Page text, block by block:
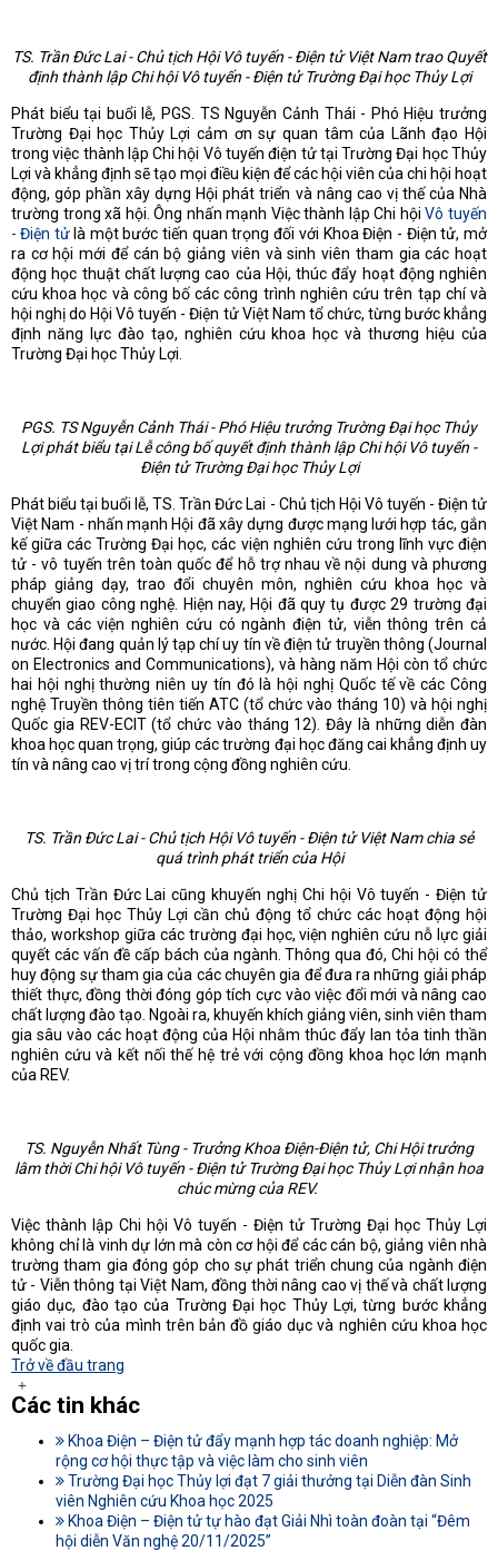
TS. Trần Đức Lai - Chủ tịch Hội Vô tuyến - Điện tử Việt Nam trao Quyết
định thành lập Chi hội Vô tuyến- Điện tử Trường Đại học Thủy Lợi
Phát biểu tại buổi lễ, PGS. TS Nguyễn Cảnh Thái - Phó Hiệu trưởng
Trường Đại học Thủy Lợi cảm ơn sự quan tâm của Lãnh đạo Hội
trong việc thành lập Chi hội Vô tuyến điện tử tại Trường Đại học Thủy
Lợi và khẳng định sẽ tạo mọi điều kiện để các hội viên của chi hội hoạt
động, góp phần xây dựng Hội phát triển và nâng cao vị thế của Nhà
trường trong xã hội. Ông nhấn mạnh Việc thành lập Chi hội Vô tuyến
- Điện tử là một bước tiến quan trọng đối với Khoa Điện - Điện tử, mở
ra cơ hội mới để cán bộ giảng viên và sinh viên tham gia các hoạt
động học thuật chất lượng cao của Hội, thúc đẩy hoạt động nghiên
cứu khoa học và công bố các công trình nghiên cứu trên tạp chí và
hội nghị do Hội Vô tuyến - Điện tử Việt Nam tổ chức, từng bước khẳng
định năng lực đào tạo, nghiên cứu khoa học và thương hiệu của
Trường Đại học Thủy Lợi.
PGS. TS Nguyễn Cảnh Thái - Phó Hiệu trưởng Trường Đại học Thủy
Lợi phát biểu tại Lễ công bố quyết định thành lập Chi hội Vô tuyến -
Điện tử Trường Đại học Thủy Lợi
Phát biểu tại buổi lễ, TS. Trần Đức Lai - Chủ tịch Hội Vô tuyến - Điện tử
Việt Nam - nhấn mạnh Hội đã xây dựng được mạng lưới hợp tác, gắn
kế giữa các Trường Đại học, các viện nghiên cứu trong lĩnh vực điện
tử - vô tuyến trên toàn quốc để hỗ trợ nhau về nội dung và phương
pháp giảng dạy, trao đổi chuyên môn, nghiên cứu khoa học và
chuyển giao công nghệ. Hiện nay, Hội đã quy tụ được 29 trường đại
học và các viện nghiên cứu có ngành điện tử, viễn thông trên cả
nước. Hội đang quản lý tạp chí uy tín về điện tử truyền thông (Journal
on Electronics and Communications), và hàng năm Hội còn tổ chức
hai hội nghị thường niên uy tín đó là hội nghị Quốc tế về các Công
nghệ Truyền thông tiên tiến ATC (tổ chức vào tháng 10) và hội nghị
Quốc gia REV-ECIT (tổ chức vào tháng 12). Đây là những diễn đàn
khoa học quan trọng, giúp các trường đại học đăng cai khẳng định uy
tín và nâng cao vị trí trong cộng đồng nghiên cứu.
TS. Trần Đức Lai - Chủ tịch Hội Vô tuyến - Điện tử Việt Nam chia sẻ
quá trình phát triển của Hội
Chủ tịch Trần Đức Lai cũng khuyến nghị Chi hội Vô tuyến - Điện tử
Trường Đại học Thủy Lợi cần chủ động tổ chức các hoạt động hội
thảo, workshop giữa các trường đại học, viện nghiên cứu nỗ lực giải
quyết các vấn đề cấp bách của ngành. Thông qua đó, Chi hội có thể
huy động sự tham gia của các chuyên gia để đưa ra những giải pháp
thiết thực, đồng thời đóng góp tích cực vào việc đổi mới và nâng cao
chất lượng đào tạo. Ngoài ra, khuyến khích giảng viên, sinh viên tham
gia sâu vào các hoạt động của Hội nhằm thúc đẩy lan tỏa tinh thần
nghiên cứu và kết nối thế hệ trẻ với cộng đồng khoa học lớn mạnh
của REV.
TS. Nguyễn Nhất Tùng - Trưởng Khoa Điện-Điện tử, Chi Hội trưởng
lâm thời Chi hội Vô tuyến - Điện tử Trường Đại học Thủy Lợi nhận hoa
chúc mừng của REV.
Việc thành lập Chi hội Vô tuyến - Điện tử Trường Đại học Thủy Lợi
không chỉ là vinh dự lớn mà còn cơ hội để các cán bộ, giảng viên nhà
trường tham gia đóng góp cho sự phát triển chung của ngành điện
tử - Viễn thông tại Việt Nam, đồng thời nâng cao vị thế và chất lượng
giáo dục, đào tạo của Trường Đại học Thủy Lợi, từng bước khẳng
định vai trò của mình trên bản đồ giáo dục và nghiên cứu khoa học
quốc gia.
Trở về đầu trang
Các tin khác
Khoa Điện – Điện tử đẩy mạnh hợp tác doanh nghiệp: Mở
rộng cơ hội thực tập và việc làm cho sinh viên
Trường Đại học Thủy lợi đạt 7 giải thưởng tại Diễn đàn Sinh
viên Nghiên cứu Khoa học 2025
Khoa Điện – Điện tử tự hào đạt Giải Nhì toàn đoàn tại “Đêm
hội diễn Văn nghệ 20/11/2025”